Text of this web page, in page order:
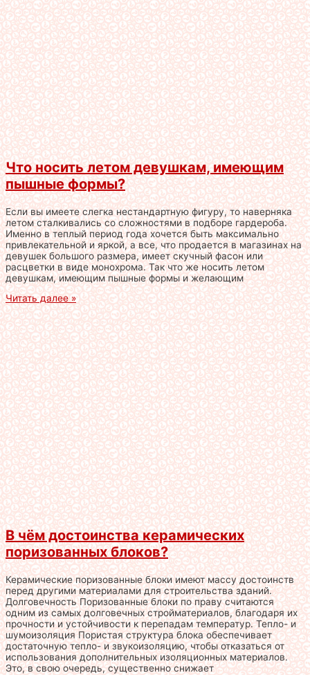
Что носить летом девушкам, имеющим
пышные формы?
Если вы имеете слегка нестандартную фигуру, то наверняка
летом сталкивались со сложностями в подборе гардероба.
Именно в теплый период года хочется быть максимально
привлекательной и яркой, а все, что продается в магазинах на
девушек большого размера, имеет скучный фасон или
расцветки в виде монохрома. Так что же носить летом
девушкам, имеющим пышные формы и желающим
Читать далее »
В чём достоинства керамических
поризованных блоков?
Керамические поризованные блоки имеют массу достоинств
перед другими материалами для строительства зданий.
Долговечность Поризованные блоки по праву считаются
одним из самых долговечных стройматериалов, благодаря их
прочности и устойчивости к перепадам температур. Тепло- и
шумоизоляция Пористая структура блока обеспечивает
достаточную тепло- и звукоизоляцию, чтобы отказаться от
использования дополнительных изоляционных материалов.
Это, в свою очередь, существенно снижает